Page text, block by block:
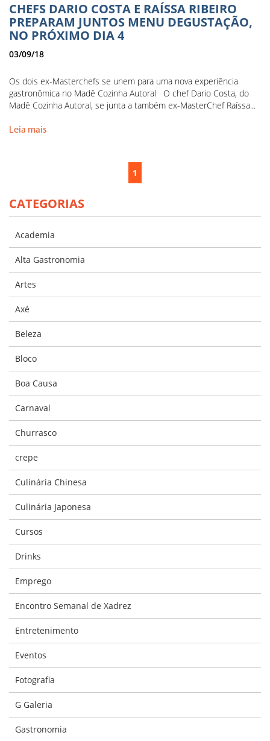
CHEFS DARIO COSTA E RAÍSSA RIBEIRO
PREPARAM JUNTOS MENU DEGUSTAÇÃO,
NO PRÓXIMO DIA 4
03/09/18
Os dois ex-Masterchefs se unem para uma nova experiência
gastronômica no Madê Cozinha Autoral O chef Dario Costa, do
Madê Cozinha Autoral, se junta a também ex-MasterChef Raíssa...
Leia mais
1
CATEGORIAS
Academia
Alta Gastronomia
Artes
Axé
Beleza
Bloco
Boa Causa
Carnaval
Churrasco
crepe
Culinária Chinesa
Culinária Japonesa
Cursos
Drinks
Emprego
Encontro Semanal de Xadrez
Entretenimento
Eventos
Fotografia
G Galeria
Gastronomia